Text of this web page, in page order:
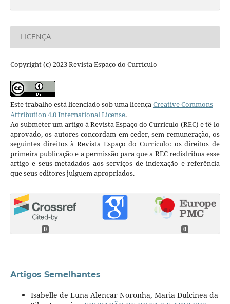
LICENÇA
Copyright (c) 2023 Revista Espaço do Currículo
Este trabalho está licenciado sob uma licença Creative Commons
Attribution 4.0 International License.
Ao submeter um artigo à Revista Espaço do Currículo (REC) e tê-lo
aprovado, os autores concordam em ceder, sem remuneração, os
seguintes direitos à Revista Espaço do Currículo: os direitos de
primeira publicação e a permissão para que a REC redistribua esse
artigo e seus metadados aos serviços de indexação e referência
que seus editores julguem apropriados.
0 0
Artigos Semelhantes
Isabelle de Luna Alencar Noronha, Maria Dulcinea da